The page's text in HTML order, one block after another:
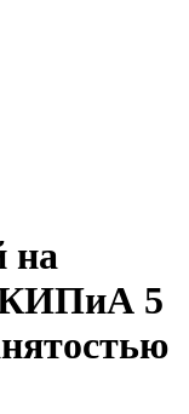
на
КИПиА 5